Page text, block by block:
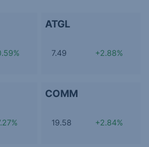
ATGL
7.49 +2.88%
COMM
19.58 +2.84%